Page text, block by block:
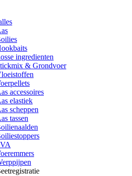
ingredienten
& Grondvoer
accessoires
elastiek
scheppen
tassen